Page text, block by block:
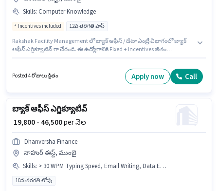
Skills: Computer Knowledge
Incentives included 12వ తరగతి పాస్
Rakshak Facility Management లో బ్యాక్ ఆఫీస్ / డేటా ఎంట్రీ విభాగంలో బ్యాక్
ఆఫీస్ ఎగ్జిక్యూటివ్ గా చేరండి. ఈ ఉద్యోగానికి Fixed + Incentives జీతం
ఆధారపడి ఇప్పించబడతాయి. దరఖాస్తుదారులు కనీసం 12వ తరగతి పాస్ డిగ్రీ లేదా
సర్టిఫికెట్ కలిగి ఉండాలి. ఈ ఉద్యోగానికి అభ్యర్థి వద్ద Computer Knowledge
Posted 4 రోజులు క్రితం Apply now Call
బ్యాక్ ఆఫీస్ ఎగ్జిక్యూటివ్
₹ 19,800 - 46,500per నెల
Dhanversha Finance
నాహుర్ ఈస్ట్, ముంబై
Skills: > 30 WPM Typing Speed, Email Writing, Data Entry, Internet Surfing, MS Excel, Computer Knowledge, MS Word
10వ తరగతి లోపు